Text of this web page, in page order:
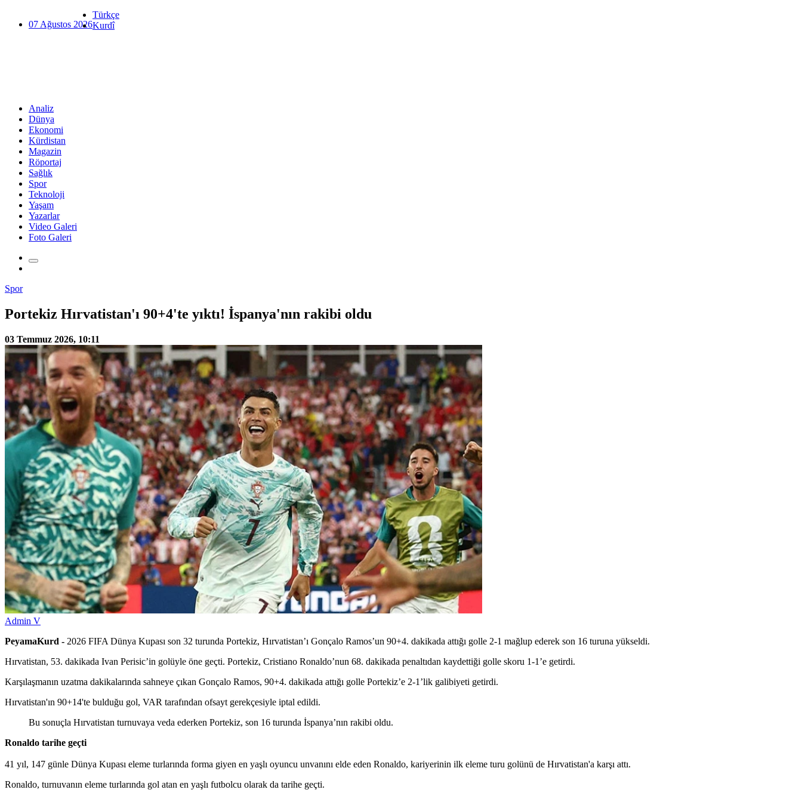
07 Ağustos 2026
Türkçe
Kurdî
Analiz
Dünya
Ekonomi
Kürdistan
Magazin
Röportaj
Sağlık
Spor
Teknoloji
Yaşam
Yazarlar
Video Galeri
Foto Galeri
Spor
Portekiz Hırvatistan'ı 90+4'te yıktı! İspanya'nın rakibi oldu
03 Temmuz 2026, 10:11
Admin V
PeyamaKurd - 2026 FIFA Dünya Kupası son 32 turunda Portekiz, Hırvatistan’ı Gonçalo Ramos’un 90+4. dakikada attığı golle 2-1 mağlup ederek son 16 turuna yükseldi.
Hırvatistan, 53. dakikada Ivan Perisic’in golüyle öne geçti. Portekiz, Cristiano Ronaldo’nun 68. dakikada penaltıdan kaydettiği golle skoru 1-1’e getirdi.
Karşılaşmanın uzatma dakikalarında sahneye çıkan Gonçalo Ramos, 90+4. dakikada attığı golle Portekiz’e 2-1’lik galibiyeti getirdi.
Hırvatistan'ın 90+14'te bulduğu gol, VAR tarafından ofsayt gerekçesiyle iptal edildi.
Bu sonuçla Hırvatistan turnuvaya veda ederken Portekiz, son 16 turunda İspanya’nın rakibi oldu.
Ronaldo tarihe geçti
41 yıl, 147 günle Dünya Kupası eleme turlarında forma giyen en yaşlı oyuncu unvanını elde eden Ronaldo, kariyerinin ilk eleme turu golünü de Hırvatistan'a karşı attı.
Ronaldo, turnuvanın eleme turlarında gol atan en yaşlı futbolcu olarak da tarihe geçti.